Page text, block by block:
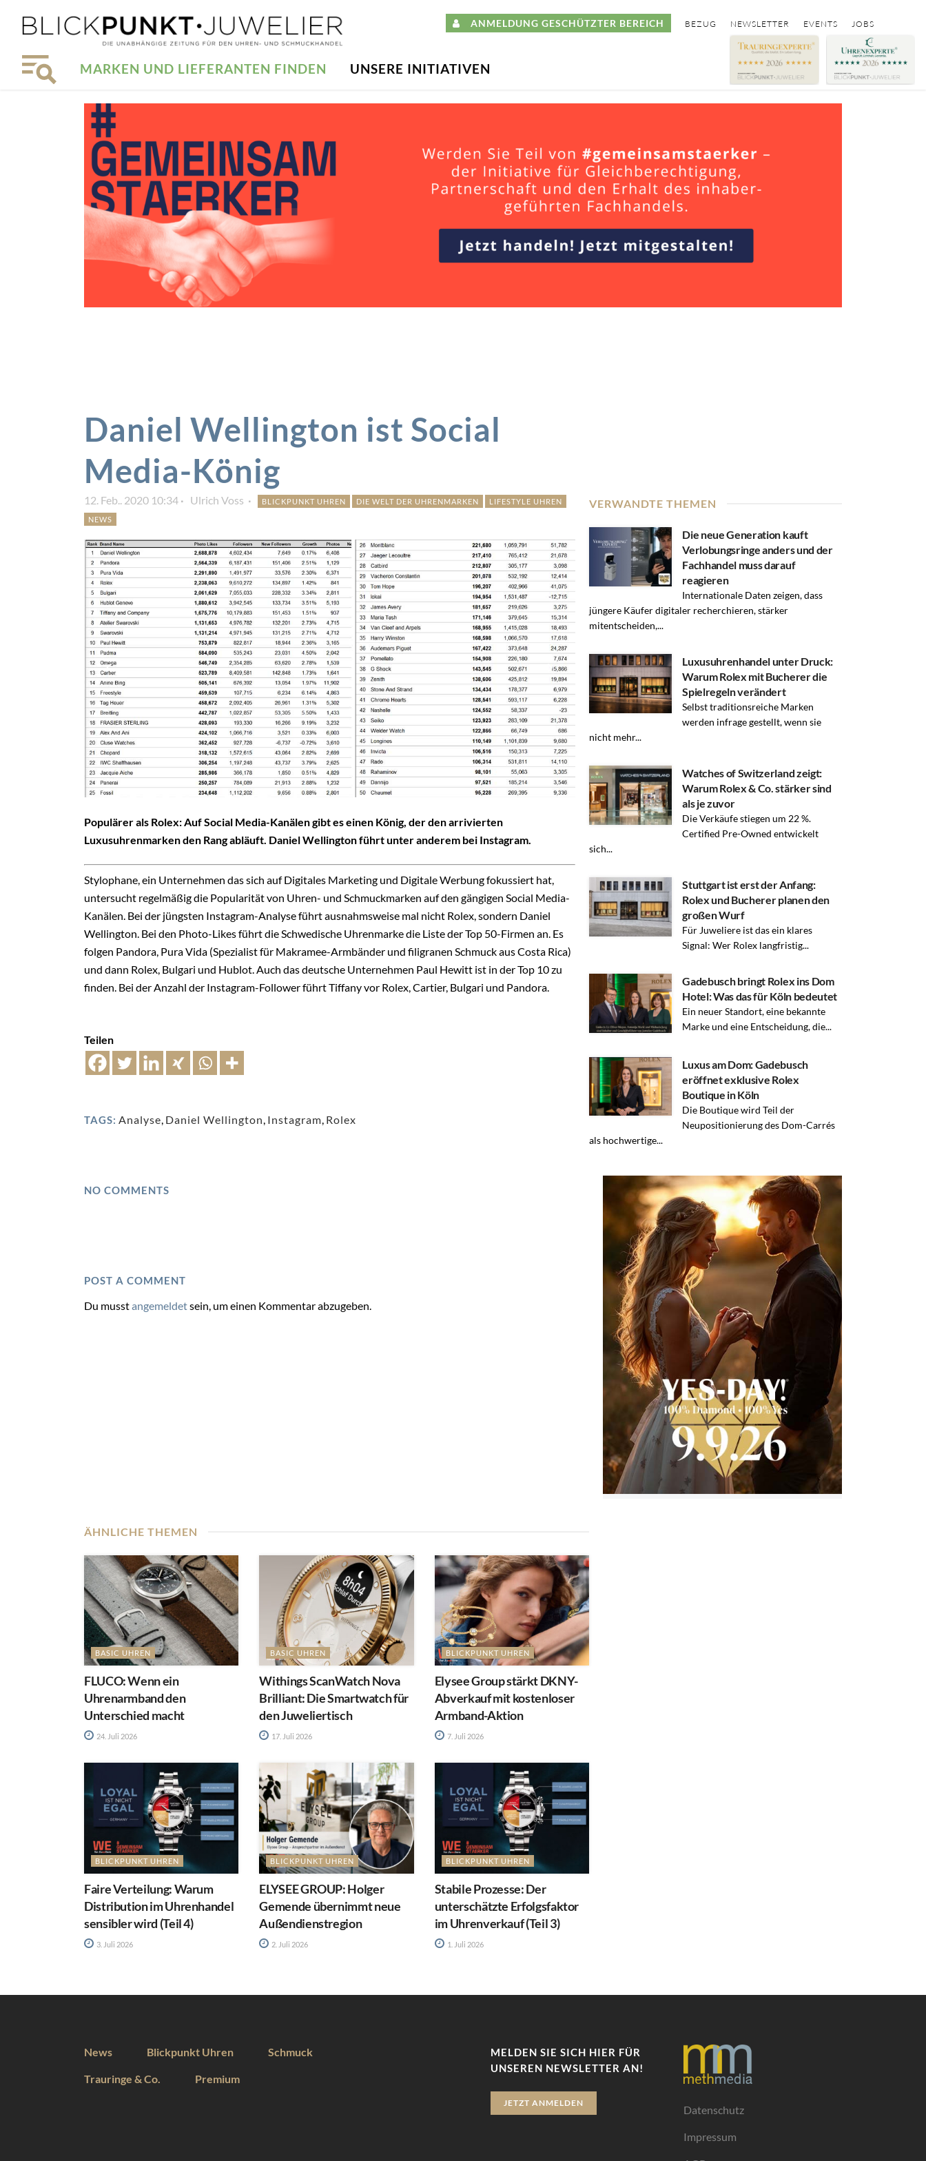
ANMELDUNG GESCHÜTZTER BEREICH BEZUG NEWSLETTER EVENTS JOBS
MARKEN UND LIEFERANTEN FINDEN UNSERE INITIATIVEN
Daniel Wellington ist Social
Media-König
12. Feb.. 2020 10:34 Ulrich Voss BLICKPUNKT UHREN DIE WELT DER UHRENMARKEN
LIFESTYLE UHREN
NEWS
Populärer als Rolex: Auf Social Media-Kanälen gibt es einen König, der den arrivierten
Luxusuhrenmarken den Rang abläuft. Daniel Wellington führt unter anderem bei Instagram.
Stylophane, ein Unternehmen das sich auf Digitales Marketing und Digitale Werbung fokussiert hat,
untersucht regelmäßig die Popularität von Uhren- und Schmuckmarken auf den gängigen Social Media-
Kanälen. Bei der jüngsten Instagram-Analyse führt ausnahmsweise mal nicht Rolex, sondern Daniel
Wellington. Bei den Photo-Likes führt die Schwedische Uhrenmarke die Liste der Top 50-Firmen an. Es
folgen Pandora, Pura Vida (Spezialist für Makramee-Armbänder und filigranen Schmuck aus Costa Rica)
und dann Rolex, Bulgari und Hublot. Auch das deutsche Unternehmen Paul Hewitt ist in der Top 10 zu
finden. Bei der Anzahl der Instagram-Follower führt Tiffany vor Rolex, Cartier, Bulgari und Pandora.
Teilen
TAGS: Analyse, Daniel Wellington, Instagram, Rolex
NO COMMENTS
POST A COMMENT
Du musstangemeldetsein, um einen Kommentar abzugeben.
VERWANDTE THEMEN
Die neue Generation kauft
Verlobungsringe anders und der
Fachhandel muss darauf
reagieren
Internationale Daten zeigen, dass
jüngere Käufer digitaler recherchieren, stärker
mitentscheiden,...
Luxusuhrenhandel unter Druck:
Warum Rolex mit Bucherer die
Spielregeln verändert
Selbst traditionsreiche Marken
werden infrage gestellt, wenn sie
nicht mehr...
Watches of Switzerland zeigt:
Warum Rolex & Co. stärker sind
als je zuvor
Die Verkäufe stiegen um 22 %.
Certified Pre-Owned entwickelt
sich...
Stuttgart ist erst der Anfang:
Rolex und Bucherer planen den
großen Wurf
Für Juweliere ist das ein klares
Signal: Wer Rolex langfristig...
Gadebusch bringt Rolex ins Dom
Hotel: Was das für Köln bedeutet
Ein neuer Standort, eine bekannte
Marke und eine Entscheidung, die...
Luxus am Dom: Gadebusch
eröffnet exklusive Rolex
Boutique in Köln
Die Boutique wird Teil der
Neupositionierung des Dom-Carrés
als hochwertige...
ÄHNLICHE THEMEN
BASIC UHREN
FLUCO: Wenn ein
Uhrenarmband den
Unterschied macht
24. Juli 2026
BASIC UHREN
Withings ScanWatch Nova
Brilliant: Die Smartwatch für
den Juweliertisch
17. Juli 2026
BLICKPUNKT UHREN
Elysee Group stärkt DKNY-
Abverkauf mit kostenloser
Armband-Aktion
7. Juli 2026
BLICKPUNKT UHREN
Faire Verteilung: Warum
Distribution im Uhrenhandel
sensibler wird (Teil 4)
3. Juli 2026
BLICKPUNKT UHREN
ELYSEE GROUP: Holger
Gemende übernimmt neue
Außendienstregion
2. Juli 2026
BLICKPUNKT UHREN
Stabile Prozesse: Der
unterschätzte Erfolgsfaktor
im Uhrenverkauf (Teil 3)
1. Juli 2026
News Blickpunkt Uhren Schmuck
Trauringe & Co. Premium
MELDEN SIE SICH HIER FÜR
UNSEREN NEWSLETTER AN!
JETZT ANMELDEN
Datenschutz
Impressum